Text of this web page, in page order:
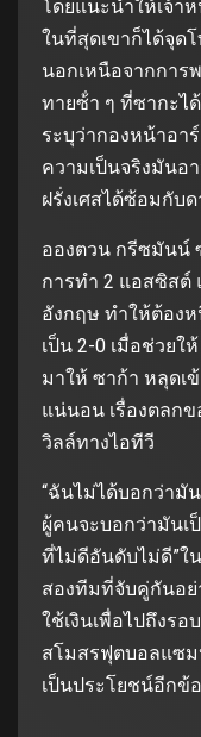
โดยแนะนําให้เจ้า
ในที่สุดเขาก็ได้จุด
นอกเหนือจากการ
ทายซ้ํา ๆ ที่ซากะไ
ระบุว่ากองหน้าอา
ความเป็นจริงมันอ
ฝรั่งเศสได้ซ้อมกับ
อองตวน กรีซมันน์
การทํา 2 แอสซิสต์
อังกฤษ ทําให้ต้อง
เป็น 2-0 เมื่อช่วยใ
มาให้ ซาก้า หลุดเ
แน่นอน เรื่องตลก
วิลล์ทางไอทีวี
“ฉันไม่ได้บอกว่ามั
ผู้คนจะบอกว่ามันเ
ที่ไม่ดีอันดับไม่ดี”ใ
สองทีมที่จับคู่กันอย่
ใช้เงินเพื่อไปถึงร
สโมสรฟุตบอลแซม
เป็นประโยชน์อีกข้